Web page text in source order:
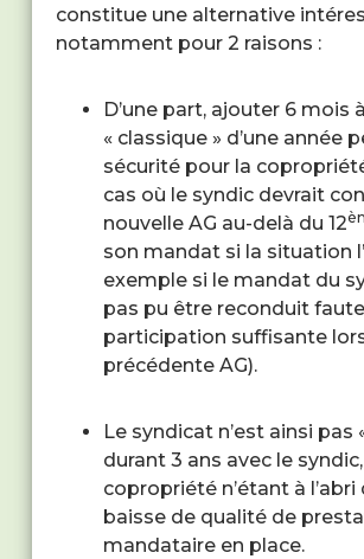
constitue une alternative
notamment pour 2 raisons :
D’une part, ajouter 6 mois
« classique » d’une année
sécurité pour la
cas où le syndic devrait
nouvelle AG au-delà du 12
son mandat si la situation
exemple si le mandat du
pas pu être reconduit
participation suffisante
précédente AG).
Le syndicat n’est ainsi pas
durant 3 ans avec le
copropriété n’étant à l’abri
baisse de qualité de
mandataire en place.